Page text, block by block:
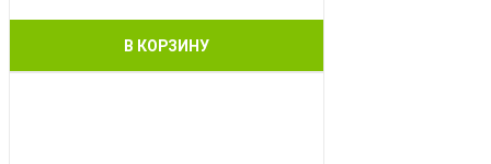
В КОРЗИНУ